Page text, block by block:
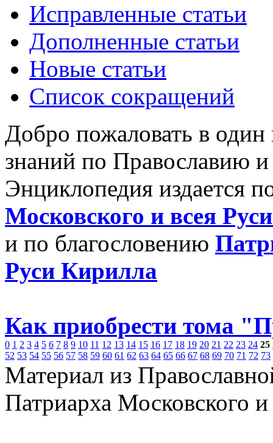
Исправленные статьи
Дополненные статьи
Новые статьи
Список сокращений
Добро пожаловать в
знаний по Православию
Энциклопедия издается
Московского и всея
и по благословению
Руси Кирилла
Как приобрести тома
0 1 2 3 4 5 6 7 8 9 10 11 12 13 14 15 16 17 18 19 20 21 22 23 24 25
52 53 54 55 56 57 58 59 60 61 62 63 64 65 66 67 68 69 70 71 72 73
Материал из
Патриарха Московского